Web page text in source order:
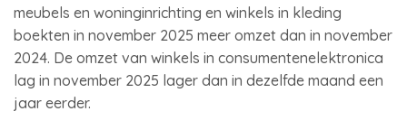
meubels en woninginrichting en winkels in kleding
boekten in november 2025 meer omzet dan in november
2024. De omzet van winkels in consumentenelektronica
lag in november 2025 lager dan in dezelfde maand een
jaar eerder.